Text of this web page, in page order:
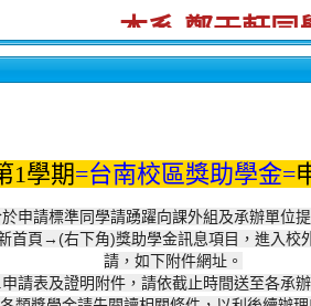
本系 鄭于軒同
錄取聯合大學經營管理
本系 鄭于軒
本系 林政德
1學期=台南校區獎助學金=
申請標準同學請踴躍向課外組及承辦單位提
首頁→(右下角)獎助學金訊息項目，進入校
請，如下附件網址。
請表及證明附件，請依截止時間送至各承辦